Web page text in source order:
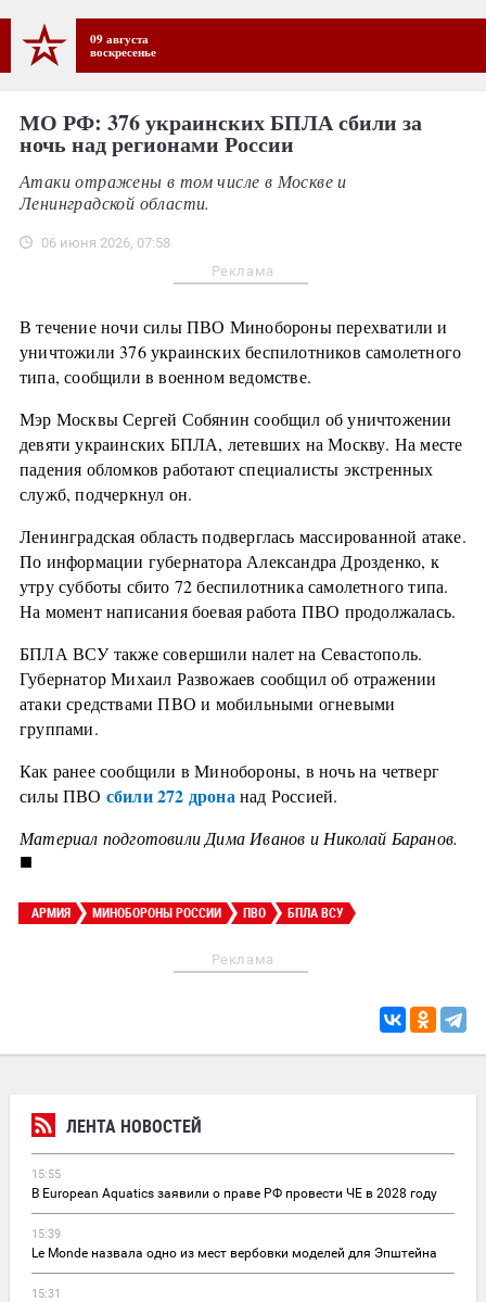
09 августа
воскресенье
ЛЕНТА НОВОСТЕЙ
15:55
В European Aquatics заявили о праве РФ провести ЧЕ в 2028 году
15:39
Le Monde назвала одно из мест вербовки моделей для Эпштейна
15:31
МО РФ: 376 украинских БПЛА сбили за
ночь над регионами России
Атаки отражены в том числе в Москве и
Ленинградской области.
06 июня 2026, 07:58
Реклама
В течение ночи силы ПВО Минобороны перехватили и
уничтожили 376 украинских беспилотников самолетного
типа, сообщили в военном ведомстве.
Мэр Москвы Сергей Собянин сообщил об уничтожении
девяти украинских БПЛА, летевших на Москву. На месте
падения обломков работают специалисты экстренных
служб, подчеркнул он.
Ленинградская область подверглась массированной атаке.
По информации губернатора Александра Дрозденко, к
утру субботы сбито 72 беспилотника самолетного типа.
На момент написания боевая работа ПВО продолжалась.
БПЛА ВСУ также совершили налет на Севастополь.
Губернатор Михаил Развожаев сообщил об отражении
атаки средствами ПВО и мобильными огневыми
группами.
Как ранее сообщили в Минобороны, в ночь на четверг
силы ПВО сбили 272 дронанад Россией.
Материал подготовили Дима Иванов и Николай Баранов.
■
АРМИЯ МИНОБОРОНЫ РОССИИ ПВО БПЛА ВСУ
Реклама